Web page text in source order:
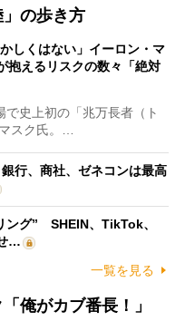
の歩き方
しくはない」イーロン・マ
抱えるリスクの数々「絶対
史上初の「兆万長者（ト
スク氏。…
行、商社、ゼネコンは最高
ング” SHEIN、TikTok、
…
一覧を見る
俺がカブ番長！」